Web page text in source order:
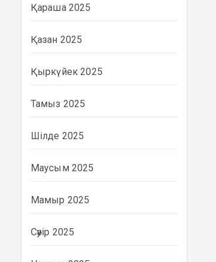
Қараша 2025
Қазан 2025
Қыркүйек 2025
Тамыз 2025
Шілде 2025
Маусым 2025
Мамыр 2025
Сәуір 2025